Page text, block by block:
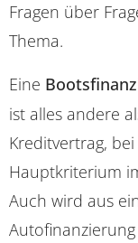
Fragen über
Thema.
Eine
ist alles andere
Kreditvertrag,
Hauptkriterium
Auch wird aus